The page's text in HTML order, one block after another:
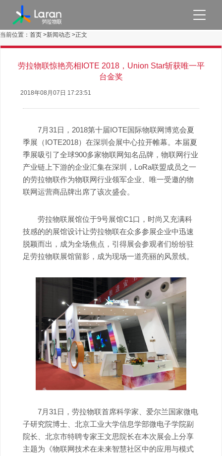
运营商
产品
解决方案
关于我们
English
当前位置： 首页 >新闻动态 >正文
劳拉物联惊艳亮相IOTE 2018，Union Star斩获唯一平
台金奖
2018年08月07日 17:23:51
7月31日，2018第十届IOTE国际物联网博览会夏
季展（IOTE2018）在深圳会展中心拉开帷幕。本届夏
季展吸引了全球900多家物联网知名品牌，物联网行业
产业链上下游的企业汇集在深圳，LoRa联盟成员之一
的劳拉物联作为物联网行业领军企业、唯一受邀的物
联网运营商品牌出席了该次盛会。
劳拉物联展馆位于9号展馆C1口，时尚又充满科
技感的的展馆设计让劳拉物联在众多参展企业中迅速
脱颖而出，成为全场焦点，引得展会参观者们纷纷驻
足劳拉物联展馆留影，成为现场一道亮丽的风景线。
7月31日，劳拉物联首席科学家、爱尔兰国家微电
子研究院博士、北京工业大学信息学部微电子学院副
院长、北京市特聘专家王文思院长在本次展会上分享
主题为《物联网技术在未来智慧社区中的应用与模式